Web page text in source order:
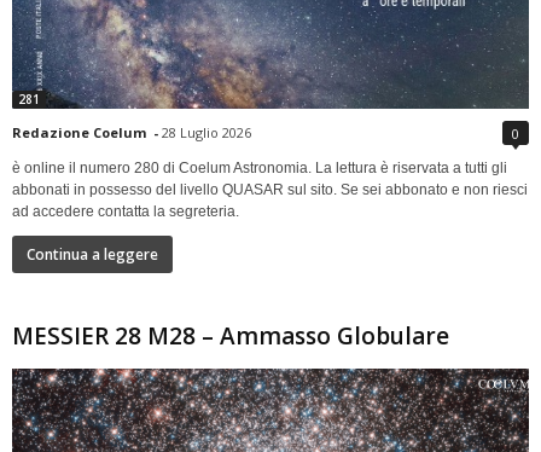
281
Redazione Coelum - 28 Luglio 2026 0
è online il numero 280 di Coelum Astronomia. La lettura è riservata a tutti gli
abbonati in possesso del livello QUASAR sul sito. Se sei abbonato e non riesci
ad accedere contatta la segreteria.
Continua a leggere
MESSIER 28 M28 – Ammasso Globulare